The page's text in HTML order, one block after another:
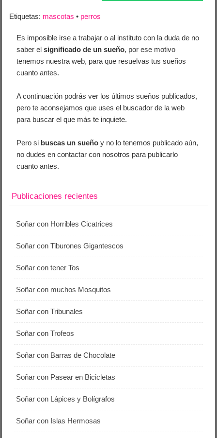
Etiquetas: mascotas • perros
Es imposible irse a trabajar o al instituto con la duda de no
saber elsignificado de un sueño, por ese motivo
tenemos nuestra web, para que resuelvas tus sueños
cuanto antes.
A continuación podrás ver los últimos sueños publicados,
pero te aconsejamos que uses el buscador de la web
para buscar el que más te inquiete.
Pero si buscas un sueño y no lo tenemos publicado aún,
no dudes en contactar con nosotros para publicarlo
cuanto antes.
Publicaciones recientes
Soñar con Horribles Cicatrices
Soñar con Tiburones Gigantescos
Soñar con tener Tos
Soñar con muchos Mosquitos
Soñar con Tribunales
Soñar con Trofeos
Soñar con Barras de Chocolate
Soñar con Pasear en Bicicletas
Soñar con Lápices y Bolígrafos
Soñar con Islas Hermosas